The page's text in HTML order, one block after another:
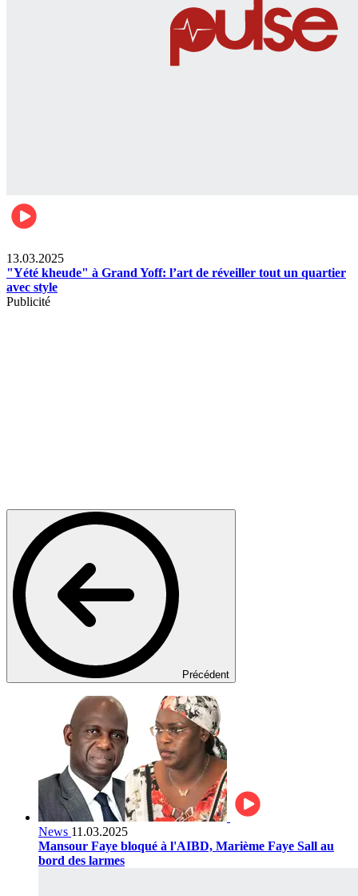
13.03.2025
"Yété kheude" à Grand Yoff: l’art de réveiller tout un quartier
avec style
Publicité
Précédent
News 11.03.2025
Mansour Faye bloqué à l'AIBD, Marième Faye Sall au
bord des larmes